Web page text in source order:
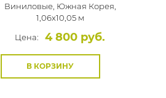
Виниловые, Южная Корея,
1,06x10,05 м
Цена:
4 800 руб.
В КОРЗИНУ